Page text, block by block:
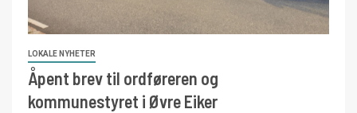
LOKALE NYHETER
Åpent brev til ordføreren og
kommunestyret i Øvre Eiker